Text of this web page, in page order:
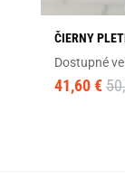
ČIERNY
Dostupné
41,60 €